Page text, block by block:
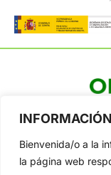
Bienvenida/o a la
la página web
OpenGolf
profesional y
Jon Rahm, LIV Golf,